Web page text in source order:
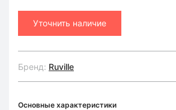
Уточнить наличие
Бренд: Ruville
Основные характеристики